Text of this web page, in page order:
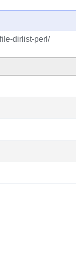
dirlist-perl/